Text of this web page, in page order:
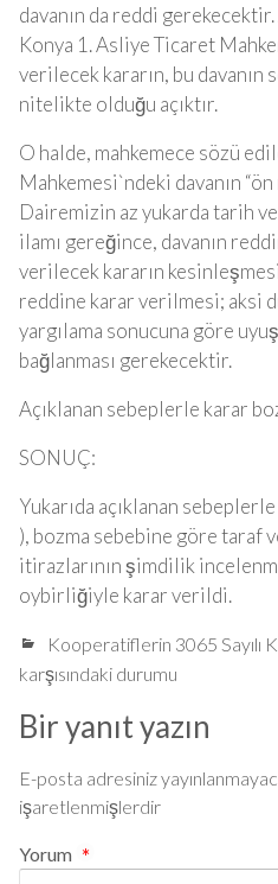
davanın da reddi
Konya 1. Asliye Ticaret
verilecek kararın, bu davanın
nitelikte olduğu açıktır.
O halde, mahkemece sözü
Mahkemesi`ndeki davanın “ön
Dairemizin az yukarda tarih
ilamı gereğince, davanın
verilecek kararın
reddine karar verilmesi; aksi
yargılama sonucuna göre
bağlanması gerekecektir.
Açıklanan sebeplerle karar
SONUÇ:
Yukarıda açıklanan
), bozma sebebine göre taraf
itirazlarının şimdilik
oybirliğiyle karar verildi.
Kooperatiflerin 3065 Sayılı
karşısındaki durumu
Bir yanıt yazın
E-posta adresiniz
işaretlenmişlerdir
Yorum *